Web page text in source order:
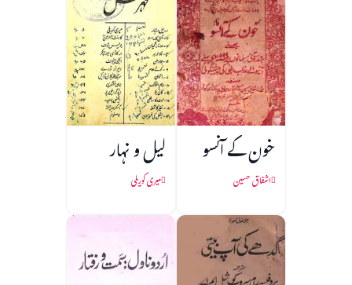
خون کے آنسو
اشفاق حسین
لیل و نہار
میری کوریلی